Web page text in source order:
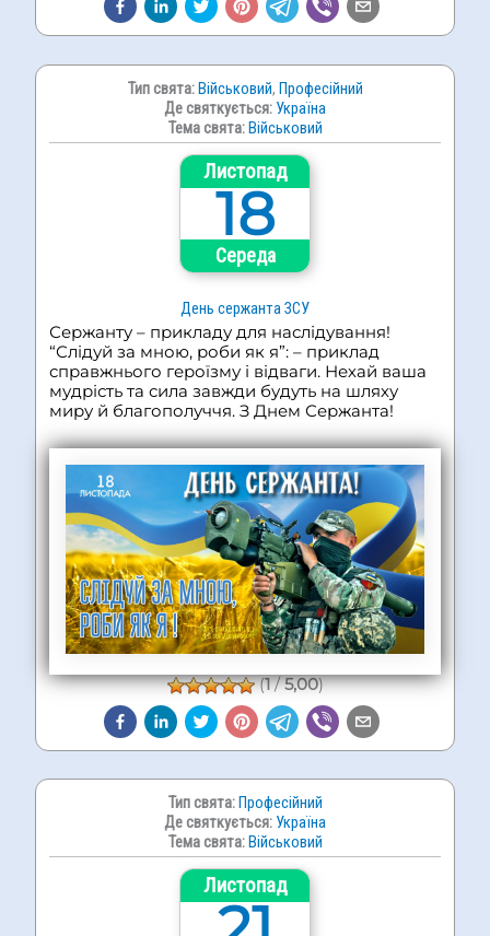
Тип свята:Військовий, Професійний
Де святкується: Україна
Тема свята:Військовий
Листопад
18
Середа
День сержанта ЗСУ
Сержанту – прикладу для наслідування!
“Слідуй за мною, роби як я”: – приклад
справжнього героїзму і відваги. Нехай ваша
мудрість та сила завжди будуть на шляху
миру й благополуччя. З Днем Сержанта!
(1/5,00)
Тип свята:Професійний
Де святкується: Україна
Тема свята:Військовий
Листопад